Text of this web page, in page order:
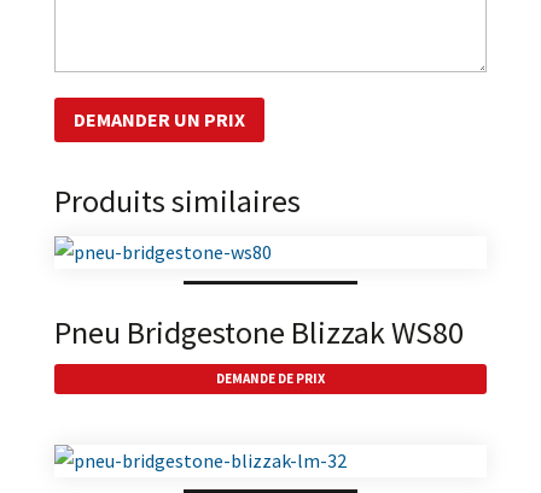
Produits similaires
Pneu Bridgestone Blizzak WS80
DEMANDE DE PRIX